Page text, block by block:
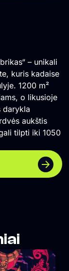
– unikali
kuris kadaise
1200 m²
o likusioje
darykla
aukštis
tilpti iki 1050